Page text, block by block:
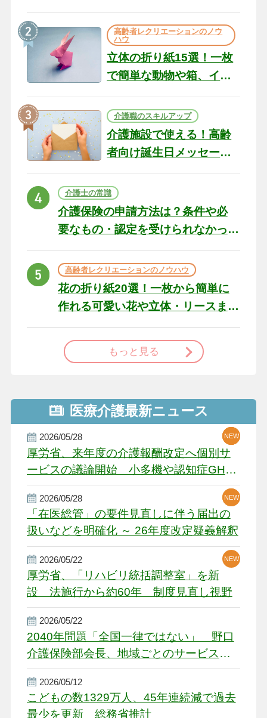
の現場から（22）
高齢者レクリエーションのノウ
ハウ
立体の折り紙15選！一枚
で簡単な動物や箱、イン
テリアになる作品まで
介護職のスキルアップ
介護施設で使える！高齢
者向け誕生日メッセージ
の例文と書き方のポイン
ト
介護士の常識
介護保険の申請方法は？条件や必
要なもの・認定を受けられなかっ
た場合の対処法
高齢者レクリエーションのノウハウ
花の折り紙20選！一枚から簡単に
作れる可愛い花や立体・リースま
で
もっと見る
医療介護最新ニュース
2026/05/28
厚労省、来年度の介護報酬改定へ個別サ
ービスの議論開始 小多機や認知症GH、
厳しい経営環境に危機感
NEW
NEW
NEW
2026/05/28
「在医総管」の要件見直しに伴う届出の
扱いなどを明確化 ～ 26年度改定疑義解釈
NEW
NEW
2026/05/22
厚労省、「リハビリ統括調整室」を新
設 法施行から約60年 制度見直し視野
NEW
2026/05/22
2040年問題「全国一律ではない」 野口
介護保険部会長、地域ごとのサービス基
盤整備を促す
2026/05/12
こどもの数1329万人、45年連続減で過去
最少を更新 総務省推計